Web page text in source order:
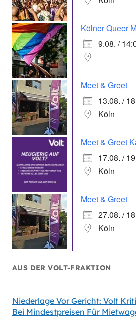
Kölner Queer
9.08. /
Meet & Greet
13.08. /
Köln
Meet & Greet
17.08. /
Köln
Meet & Greet
27.08. /
Köln
AUS DER VOLT-FRAKTION
Niederlage Vor Gericht: Volt
Bei Mindestpreisen Für